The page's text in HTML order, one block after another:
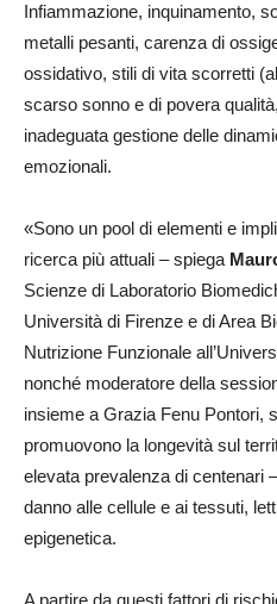
Infiammazione, inquinamento,
metalli pesanti, carenza di
ossidativo, stili di vita scorretti
scarso sonno e di povera
inadeguata gestione delle
emozionali.
«Sono un pool di elementi e
ricerca più attuali – spiega
Scienze di Laboratorio
Università di Firenze e di Area
Nutrizione Funzionale
nonché moderatore della
insieme a Grazia Fenu Pontori,
promuovono la longevità sul
elevata prevalenza di centenari
danno alle cellule e ai tessuti,
epigenetica.
A partire da questi fattori di